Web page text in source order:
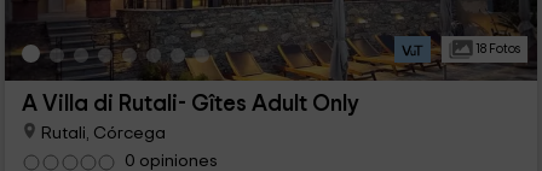
18 Fotos
A Villa di Rutali- Gîtes Adult Only
Rutali, Córcega
0 opiniones